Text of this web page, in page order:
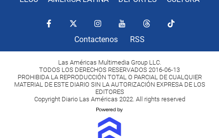
Contactenos RSS
Las Américas Multimedia Group LLC.
TODOS LOS DERECHOS RESERVADOS 2016-06-13
PROHIBIDA LA REPRODUCCIÓN TOTAL O PARCIAL DE CUALQUIER
MATERIAL DE ESTE DIARIO SIN LA AUTORIZACIÓN EXPRESA DE LOS
EDITORES
Copyright Diario Las Américas 2022. All rights reserved